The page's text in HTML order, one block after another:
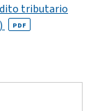
tributario
PDF